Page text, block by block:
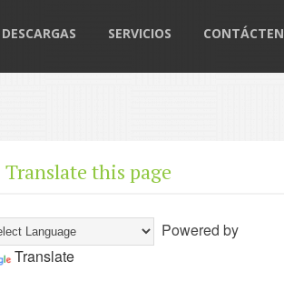
DESCARGAS SERVICIOS
Translate this page
Powered by
Translate